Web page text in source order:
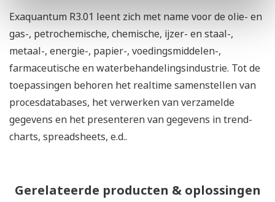
Exaquantum R3.01 leent zich met name voor de olie- en
gas-, petrochemische, chemische, ijzer- en staal-,
metaal-, energie-, papier-, voedingsmiddelen-,
farmaceutische en waterbehandelingsindustrie. Tot de
toepassingen behoren het realtime samenstellen van
procesdatabases, het verwerken van verzamelde
gegevens en het presenteren van gegevens in trend-
charts, spreadsheets, e.d..
Gerelateerde producten & oplossingen